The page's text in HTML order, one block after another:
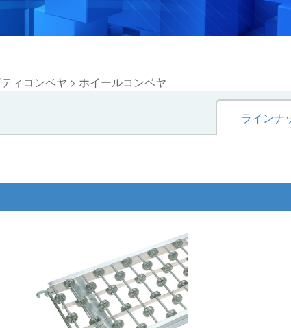
ズシステム バンニング・デバンニングシステム
ィコンベヤ > ホイールコンベヤ
ラインナ